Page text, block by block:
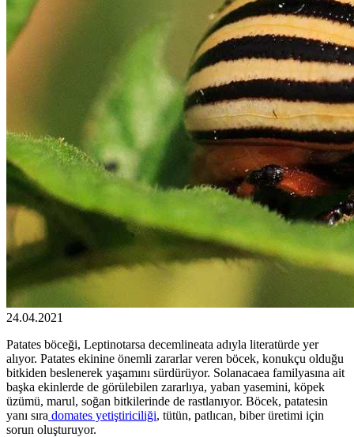
24.04.2021
Patates böceği, Leptinotarsa decemlineata adıyla literatürde yer
alıyor. Patates ekinine önemli zararlar veren böcek, konukçu olduğu
bitkiden beslenerek yaşamını sürdürüyor. Solanacaea familyasına ait
başka ekinlerde de görülebilen zararlıya, yaban yasemini, köpek
üzümü, marul, soğan bitkilerinde de rastlanıyor. Böcek, patatesin
yanı sıra domates yetiştiriciliği, tütün, patlıcan, biber üretimi için
sorun oluşturuyor.